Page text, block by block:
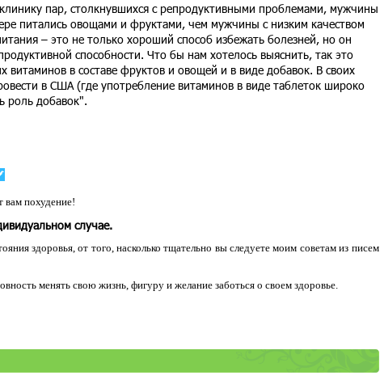
пар, столкнувшихся с репродуктивными проблемами, мужчины
питались овощами и фруктами, чем мужчины с низким качеством
– это не только хороший способ избежать болезней, но он
способности. Что бы нам хотелось выяснить, так это
витаминов в составе фруктов и овощей и в виде добавок. В своих
в США (где употребление витаминов в виде таблеток широко
роль добавок".
вам похудение!
случае.
здоровья, от того, насколько тщательно вы следуете моим советам из писем
менять свою жизнь, фигуру и желание заботься о своем здоровье.